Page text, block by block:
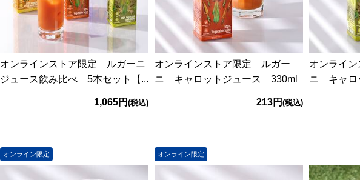
オンラインストア限定 ルガーニ
ジュース飲み比べ 5本セット【...
1,065円 (税込)
オンラインストア限定 ルガー
ニ キャロットジュース 330ml
213円 (税込)
オンライ
ニ キャロ
オンライン限定 オンライン限定